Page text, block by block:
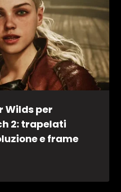
Wilds per
2: trapelati
e frame